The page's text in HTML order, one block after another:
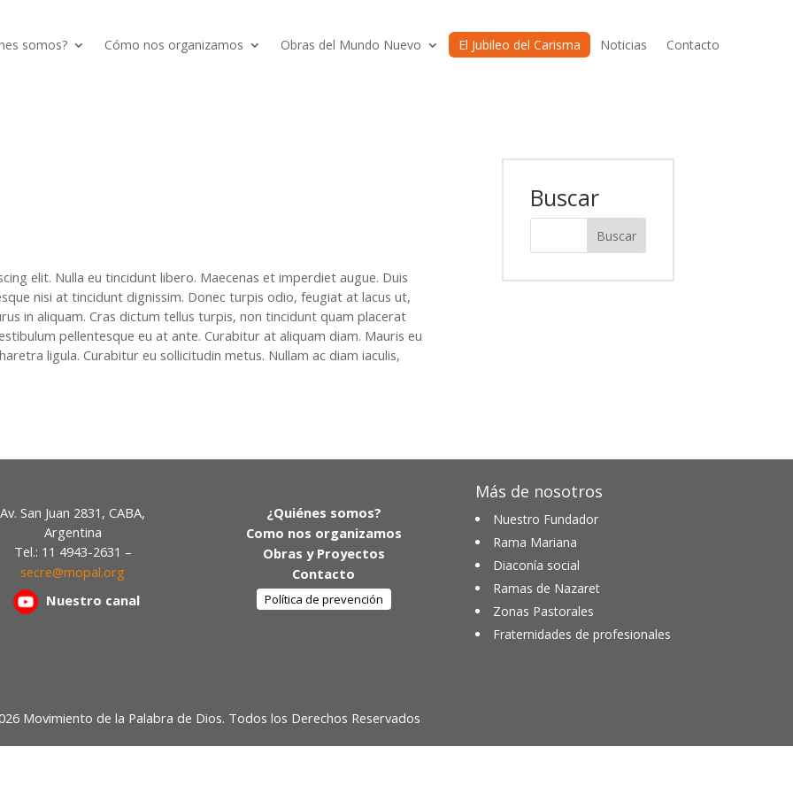
somos? Cómo nos organizamos Obras del Mundo Nuevo El Jubileo del Carisma Noticias Contacto
elit. Nulla eu tincidunt libero. Maecenas et imperdiet augue. Duis
nisi at tincidunt dignissim. Donec turpis odio, feugiat at lacus ut,
in aliquam. Cras dictum tellus turpis, non tincidunt quam placerat
pellentesque eu at ante. Curabitur at aliquam diam. Mauris eu
ligula. Curabitur eu sollicitudin metus. Nullam ac diam iaculis,
Buscar
Av. San Juan 2831, CABA,
Argentina
Tel.: 11 4943-2631 –
secre@mopal.org
Nuestro canal
¿Quiénes somos?
Como nos organizamos
Obras y Proyectos
Contacto
Política de prevención
Más de nosotros
Nuestro Fundador
Rama Mariana
Diaconía social
Ramas de Nazaret
Zonas Pastorales
Fraternidades de profesionales
Movimiento de la Palabra de Dios. Todos los Derechos Reservados